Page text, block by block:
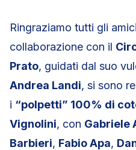
Ringraziamo tutti gli
collaborazione con il
Prato, guidati dal suo
Andrea Landi, si sono
i “polpetti” 100% di
Vignolini, con Gabriele
Barbieri, Fabio Apa,